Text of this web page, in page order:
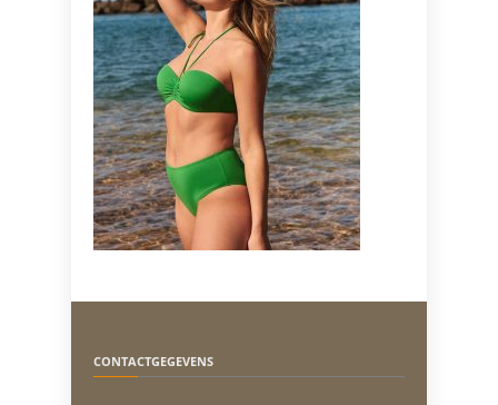
CONTACTGEGEVENS